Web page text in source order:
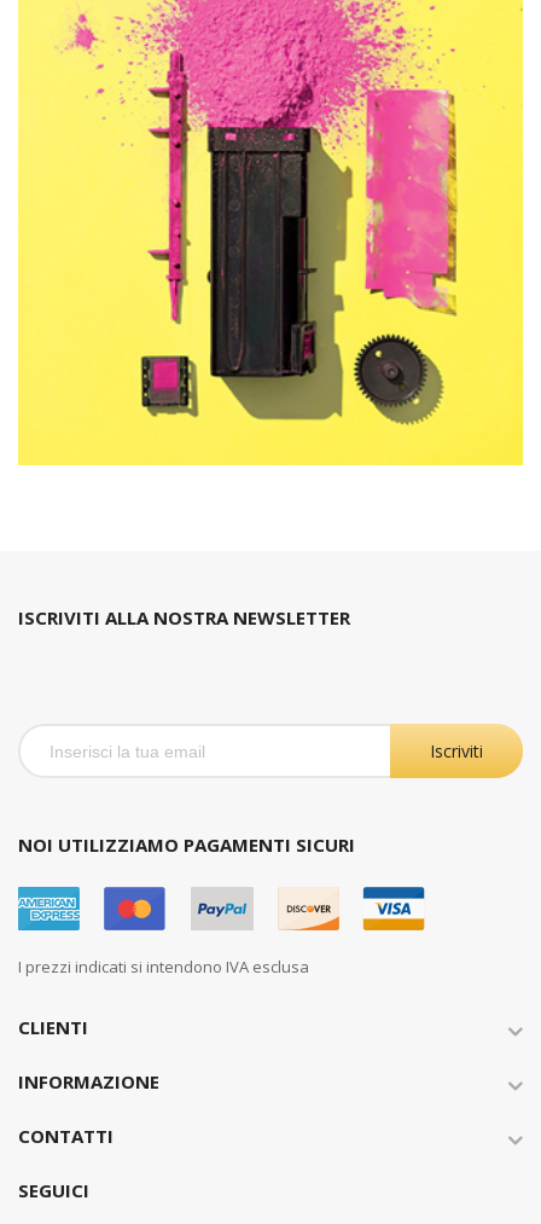
ISCRIVITI ALLA NOSTRA NEWSLETTER
Iscriviti
NOI UTILIZZIAMO PAGAMENTI SICURI
I prezzi indicati si intendono IVA esclusa
CLIENTI
INFORMAZIONE
CONTATTI
SEGUICI